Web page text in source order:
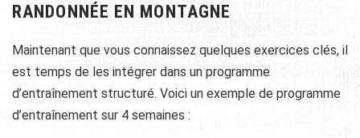
RANDONNÉE EN MONTAGNE
Maintenant que vous connaissez quelques exercices clés, il
est temps de les intégrer dans un programme
d’entraînement structuré. Voici un exemple de programme
d’entraînement sur 4 semaines :